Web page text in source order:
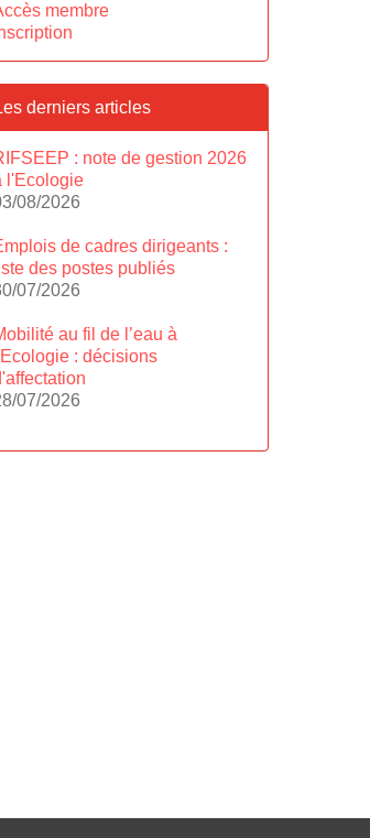
membre
derniers articles
: note de gestion 2026
l'Ecologie
08/2026
de cadres dirigeants :
des postes publiés
07/2026
au fil de l’eau à
: décisions
07/2026